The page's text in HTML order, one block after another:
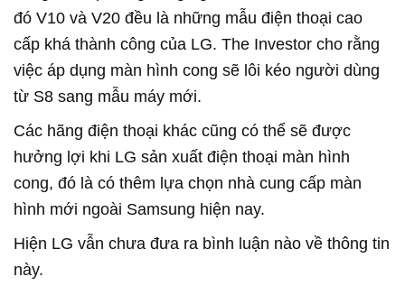
đó V10 và V20 đều là những mẫu điện thoại cao
cấp khá thành công của LG. The Investor cho rằng
việc áp dụng màn hình cong sẽ lôi kéo người dùng
từ S8 sang mẫu máy mới.
Các hãng điện thoại khác cũng có thể sẽ được
hưởng lợi khi LG sản xuất điện thoại màn hình
cong, đó là có thêm lựa chọn nhà cung cấp màn
hình mới ngoài Samsung hiện nay.
Hiện LG vẫn chưa đưa ra bình luận nào về thông tin
này.